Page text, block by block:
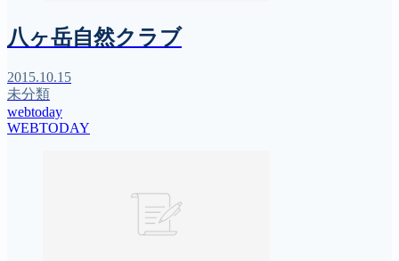
八ヶ岳自然クラブ
2015.10.15
未分類
webtoday
WEBTODAY